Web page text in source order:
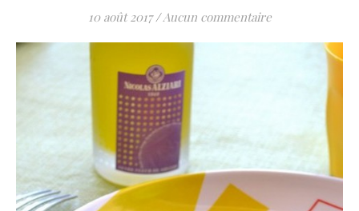
10 août 2017 /Aucun commentaire